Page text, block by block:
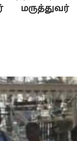
மருத்துவர்